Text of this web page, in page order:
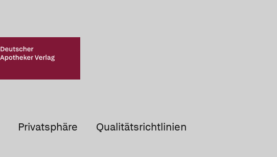
Privatsphäre Qualitätsrichtlinien